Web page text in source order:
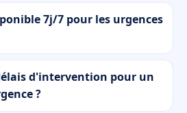
7j/7 pour les urgences
d'intervention pour un
?